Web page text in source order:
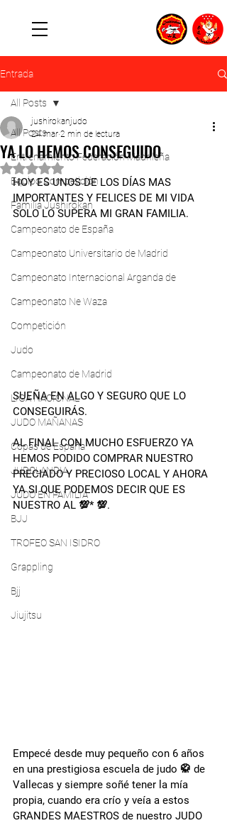
Entrada
All Posts
Entrenamiento Federación Madrileña
Equipo Competición
Familia Jushirokan
Campeonato de España
Campeonato Universitario de Madrid
Campeonato Internacional Arganda de
Campeonato Ne Waza
Competición
Judo
Campeonato de Madrid
LIGA NACIONAL
JUDO MAÑANAS
Copas de España
JUDOLANDIA
JUDO EN FAMILIA
BJJ
TROFEO SAN ISIDRO
Grappling
Bjj
Jiujitsu
All Posts
YA LO HEMOS CONSEGUIDO
jushirokanjudo
24 mar 2 min de lectura
Obtuvo NaN de 5 estrellas.
HOY ES UNOS DE LOS DÍAS MAS
IMPORTANTES Y FELICES DE MI VIDA
SOLO LO SUPERA MI GRAN FAMILIA.
SUEÑA EN ALGO Y SEGURO QUE LO
CONSEGUIRÁS.
AL FINAL CON MUCHO ESFUERZO YA
HEMOS PODIDO COMPRAR NUESTRO
PRECIADO Y PRECIOSO LOCAL Y AHORA
YA SI QUE PODEMOS DECIR QUE ES
NUESTRO AL 💯* 💯.
Empecé desde muy pequeño con 6 años
en una prestigiosa escuela de judo 🥋 de
Vallecas y siempre soñé tener la mía
propia, cuando era crío y veía a estos
GRANDES MAESTROS de nuestro JUDO